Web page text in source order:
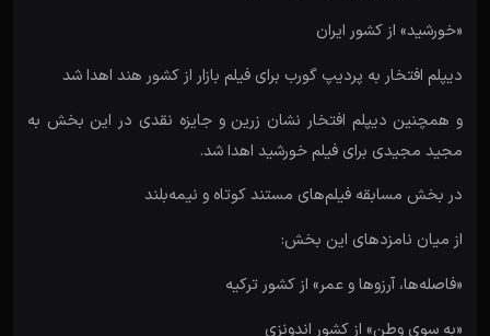
«خورشید» از کشور ایران
دیپلم افتخار به پردیپ گورب برای فیلم بازار از کشور هند اهدا شد
و همچنین دیپلم افتخار نشان زرین و جایزه نقدی در این بخش به
مجید مجیدی برای فیلم خورشید اهدا شد.
در بخش مسابقه فیلم‌های مستند کوتاه و نیمه‌بلند
از میان نامزدهای این بخش:
«فاصله‌ها، آرزوها و عمر» از کشور ترکیه
«به سوی وطن» از کشور اندونزی